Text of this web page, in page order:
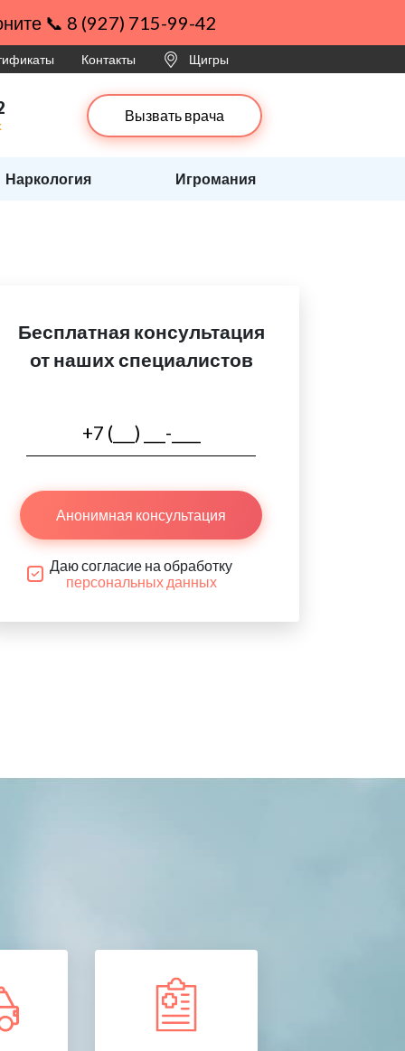
📞 8 (927) 715-99-42
Контакты Щигры
Вызвать врача
Наркология Игромания
Бесплатная консультация
от наших специалистов
Анонимная консультация
Даю согласие на обработку
персональных данных